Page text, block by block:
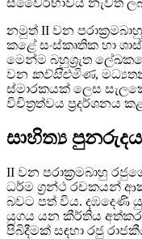
ස්වෛරීභාවය නැවත
නමුත් II වන
කළේ සංස්කෘතික හා
මෙන්ම බහුශ්‍රැත
වන කව්සිළුමිණ,
ස්මාරකයක් ලෙස
විචිත්‍රත්වය ප්‍රදර්ශනය
සාහිත්‍ය පුනරුදය
II වන පරාක්‍රමබාහු
ධර්ම ග්‍රන්ථ රචකයන්
බවට පත් විය. දඹදෙණි
යුගය යන කීර්තිය
පිබිදීමක් සඳහා රජු